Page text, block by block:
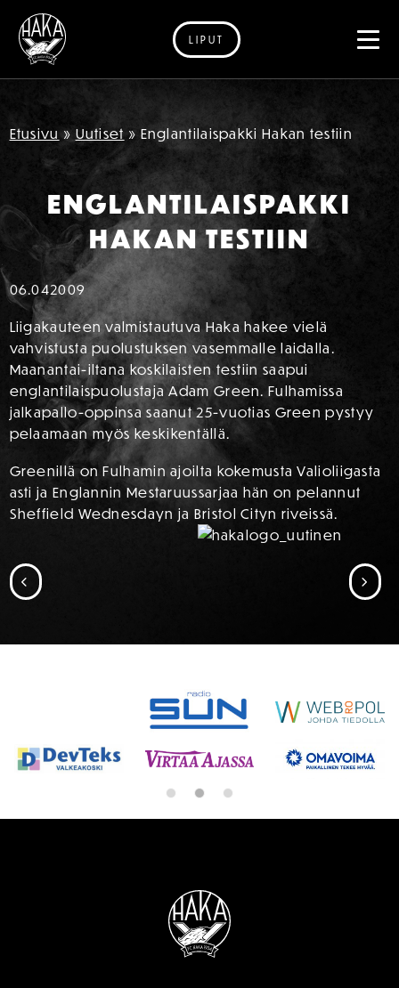
Siirry sisältöön
LIPUT
Etusivu » Uutiset » Englantilaispakki Hakan testiin
ENGLANTILAISPAKKI
HAKAN TESTIIN
06.042009
Liigakauteen valmistautuva Haka hakee vielä
vahvistusta puolustuksen vasemmalle laidalla.
Maanantai-iltana koskilaisten testiin saapui
englantilaispuolustaja Adam Green. Fulhamissa
jalkapallo-oppinsa saanut 25-vuotias Green pystyy
pelaamaan myös keskikentällä.
Greenillä on Fulhamin ajoilta kokemusta Valioliigasta
asti ja Englannin Mestaruussarjaa hän on pelannut
Sheffield Wednesdayn ja Bristol Cityn riveissä.
SIIRRY EDELLISEEN